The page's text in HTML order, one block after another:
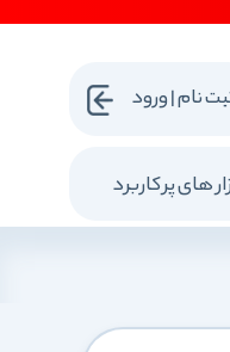
های پرکاربرد
نام | ورود